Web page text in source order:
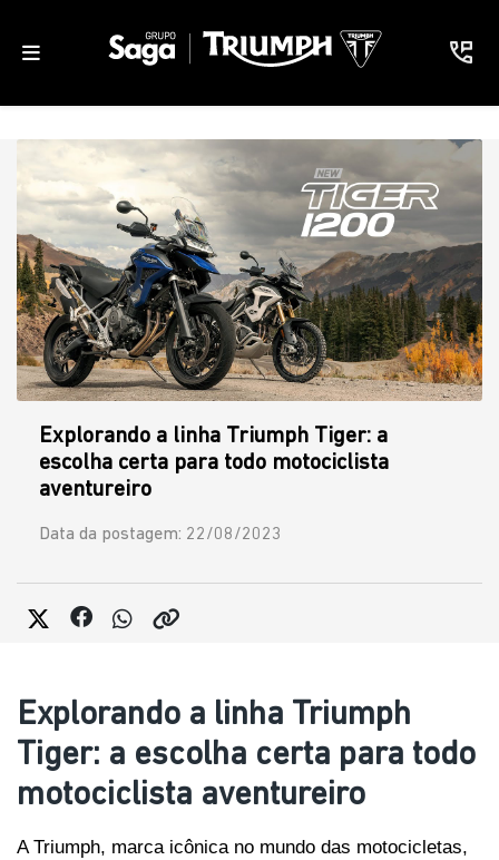
Explorando a linha Triumph Tiger: a
escolha certa para todo motociclista
aventureiro
Data da postagem: 22/08/2023
Explorando a linha Triumph
Tiger: a escolha certa para todo
motociclista aventureiro
A Triumph, marca icônica no mundo das motocicletas,